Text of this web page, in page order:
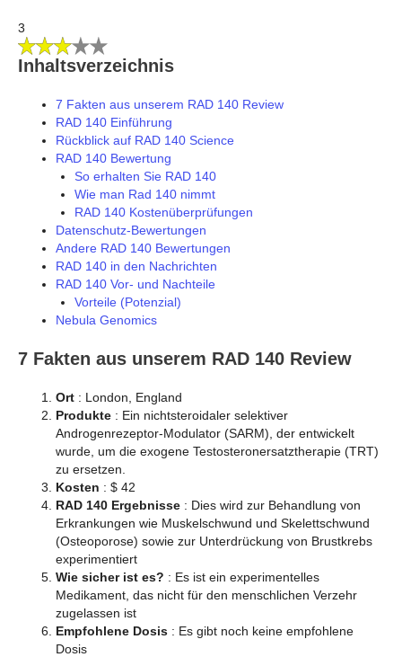
3
Inhaltsverzeichnis
7 Fakten aus unserem RAD 140 Review
RAD 140 Einführung
Rückblick auf RAD 140 Science
RAD 140 Bewertung
So erhalten Sie RAD 140
Wie man Rad 140 nimmt
RAD 140 Kostenüberprüfungen
Datenschutz-Bewertungen
Andere RAD 140 Bewertungen
RAD 140 in den Nachrichten
RAD 140 Vor- und Nachteile
Vorteile (Potenzial)
Nebula Genomics
7 Fakten aus unserem RAD 140 Review
Ort : London, England
Produkte : Ein nichtsteroidaler selektiver
Androgenrezeptor-Modulator (SARM), der entwickelt
wurde, um die exogene Testosteronersatztherapie (TRT)
zu ersetzen.
Kosten : $ 42
RAD 140 Ergebnisse : Dies wird zur Behandlung von
Erkrankungen wie Muskelschwund und Skelettschwund
(Osteoporose) sowie zur Unterdrückung von Brustkrebs
experimentiert
Wie sicher ist es? : Es ist ein experimentelles
Medikament, das nicht für den menschlichen Verzehr
zugelassen ist
Empfohlene Dosis : Es gibt noch keine empfohlene
Dosis